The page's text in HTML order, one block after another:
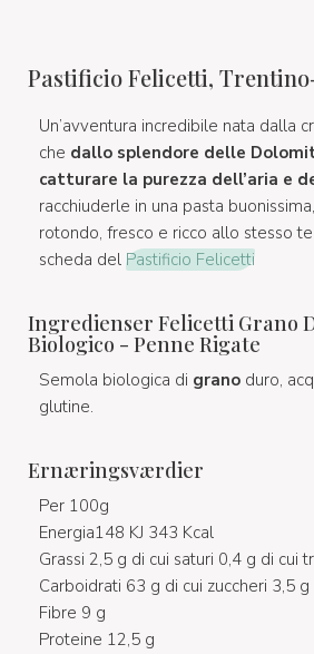
Pastificio Felicetti,
Un’avventura incredibile nata dalla
che dallo splendore delle
catturare la purezza dell’aria e
racchiuderle in una pasta
rotondo, fresco e ricco allo stesso
scheda del Pastificio Felicetti
Ingredienser Felicetti Grano
Biologico - Penne Rigate
Semola biologica di grano duro,
glutine.
Ernæringsværdier
Per 100g
Energia148 KJ 343 Kcal
Grassi 2,5 g di cui saturi 0,4 g di cui
Carboidrati 63 g di cui zuccheri 3,5 g
Fibre 9 g
Proteine 12,5 g